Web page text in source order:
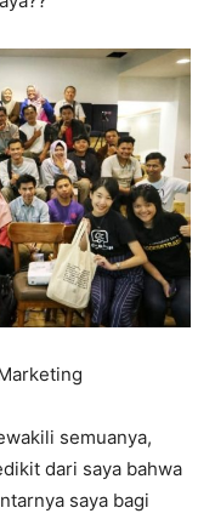
semuanya,
dari saya bahwa
saya bagi